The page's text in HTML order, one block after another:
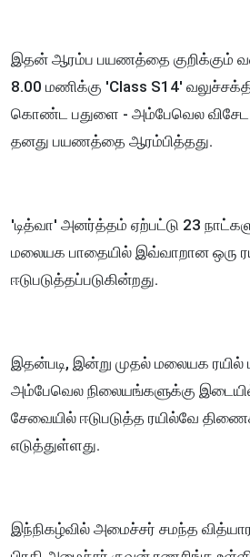
இதன் ஆரம்ப பயணத்தை குறிக்கும்
8.00 மணிக்கு 'Class S14'
கொண்ட பதுளை - அம்பேவெல விசேட
தனது பயணத்தை ஆரம்பித்தது.
'டித்வா' அனர்த்தம் ஏற்பட்டு 23
மலையக பாதையில் இவ்வாறான ஒரு
ஈடுபடுத்தப்படுகின்றது.
இதன்படி, இன்று முதல் மலையக ரயில்
அம்பேவெல நிலையங்களுக்கு
சேவையில் ஈடுபடுத்த ரயில்வே
எடுத்துள்ளது.
இந்நிகழ்வில் அமைச்சர் சமந்த